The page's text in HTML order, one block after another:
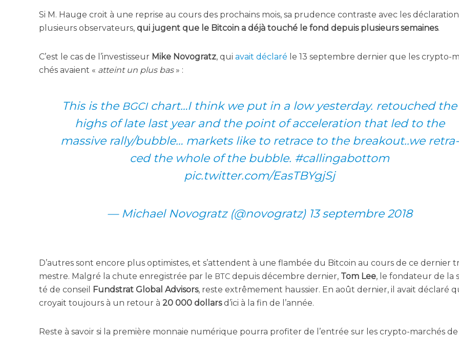
Si M. Hauge croit à une reprise au cours des pro­chains mois, sa pru­dence contraste avec les
plu­sieurs obser­va­teurs,qui jugent que le Bit­coin a déjà tou­ché le fond depuis plu­sieurs semaines.
C’est le cas de l’in­ves­tis­seur Mike Novo­gratz, qui avait décla­ré le 13 sep­tembre der­nier que les cryp­to-
chés avaient « atteint un plus bas» :
This is the BGCIchart…I think we put in a low yes­ter­day. retou­ched the
highs of late last year and the point of acce­le­ra­tion that led to the
mas­sive rally/bubble… mar­kets like to retrace to the breakout..we retra­
ced the whole of the bubble. #cal­lin­ga­bot­tom
pic.twitter.com/EasTBYgjSj
— Michael Novo­gratz (@novogratz) 13 sep­tembre 2018
D’autres sont encore plus opti­mistes, et s’at­tendent à une flam­bée du Bit­coin au cours de ce der­nier
mestre. Mal­gré la chute enre­gis­trée par le BTCdepuis décembre der­nier, Tom Lee, le fon­da­teur de la
té de conseil
Fund­strat Glo­bal Advi­sors, reste extrê­me­ment haus­sier. En août der­nier, il avait décla­ré
croyait tou­jours à un retour à 20 000 dol­larsd’i­ci à la fin de l’année.
Reste à savoir si la pre­mière mon­naie numé­rique pour­ra pro­fi­ter de l’en­trée sur les cryp­to-mar­chés de